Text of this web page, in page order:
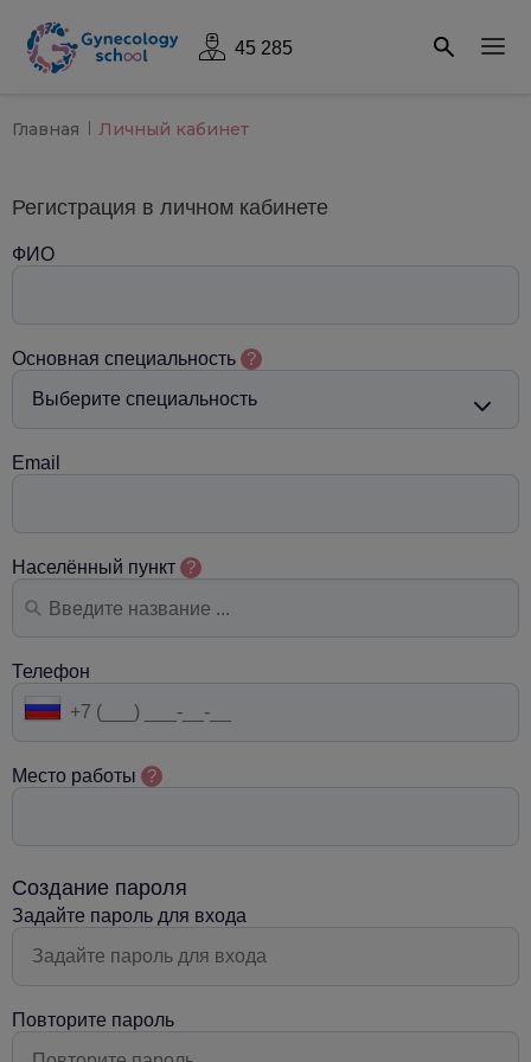
45 285
Главная Личный кабинет
Регистрация в личном кабинете
ФИО
Основная специальность ?
Email
Населённый пункт ?
Телефон
Место работы ?
Создание пароля
Задайте пароль для входа
Повторите пароль